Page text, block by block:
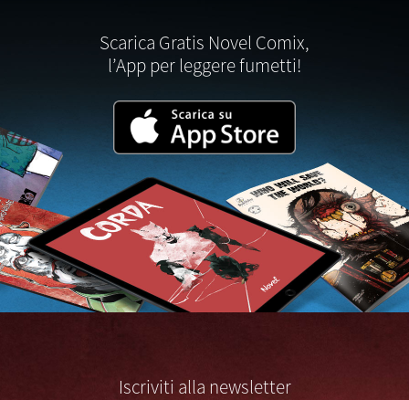
Scarica Gratis Novel Comix,
l’App per leggere fumetti!
Iscriviti alla newsletter